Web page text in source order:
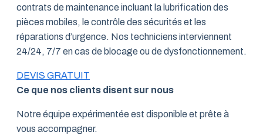
contrats de maintenance incluant la lubrification des
pièces mobiles, le contrôle des sécurités et les
réparations d’urgence. Nos techniciens interviennent
24/24, 7/7 en cas de blocage ou de dysfonctionnement.
DEVIS GRATUIT
Ce que nos clients disent sur nous
Notre équipe expérimentée est disponible et prête à
vous accompagner.